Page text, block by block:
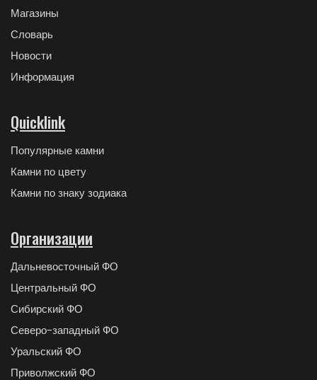
Магазины
Словарь
Новости
Информация
Quicklink
Популярные камни
Камни по цвету
Камни по знаку зодиака
Организации
Дальневосточный ФО
Центральный ФО
Сибирский ФО
Северо-западный ФО
Уральский ФО
Приволжский ФО